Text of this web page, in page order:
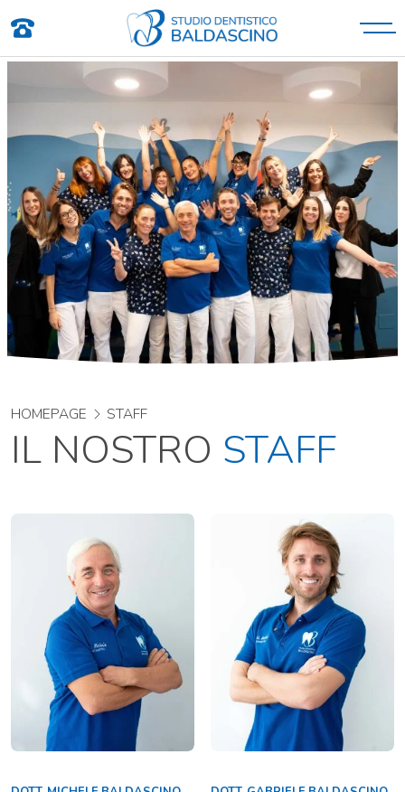
Studio Dentistico Baldascino
Studio Dentistico a Montecatini Terme
HOMEPAGE STAFF
IL NOSTRO STAFF